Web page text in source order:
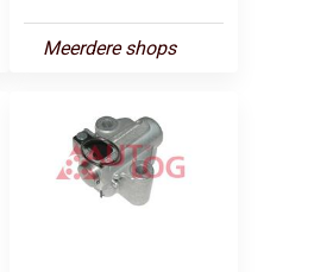
Meerdere shops